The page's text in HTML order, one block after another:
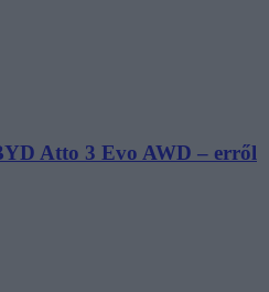
Atto 3 Evo AWD – erről